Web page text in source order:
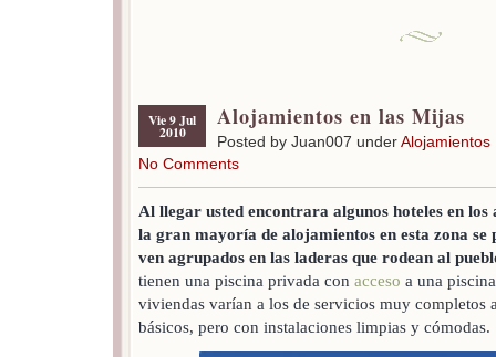
Vie 9 Jul
2010
Alojamientos en las Mijas
Posted by Juan007 underAlojamientos
No Comments
Al llegar usted encontrara algunos hoteles en
la gran mayoría de alojamientos en esta zona se
ven agrupados en las laderas que rodean al
tienen una piscina privada con acceso a una
viviendas varían a los de servicios muy completos
básicos, pero con instalaciones limpias y cómodas.